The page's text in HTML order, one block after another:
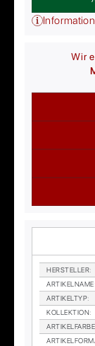
Wir
HER­STEL­LER:
AR­TI­KEL­NA­ME
AR­TI­KEL­TYP:
KOL­LEK­TI­ON:
AR­TI­KEL­FAR­BE